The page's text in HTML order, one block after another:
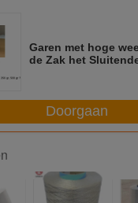
Garen met hoge
de Zak het
Doorgaan